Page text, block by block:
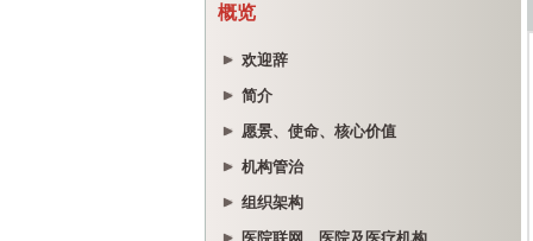
概览
欢迎辞
简介
愿景、使命、核心价值
机构管治
组织架构